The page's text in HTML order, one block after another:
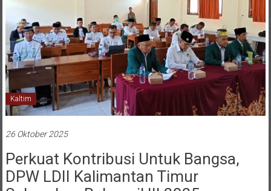
Kaltim
DPW LDII Kalimantan Timur
Sukseskan Rakorwil III 2025